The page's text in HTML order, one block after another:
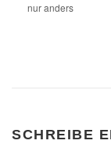
nur anders
SCHREIBE